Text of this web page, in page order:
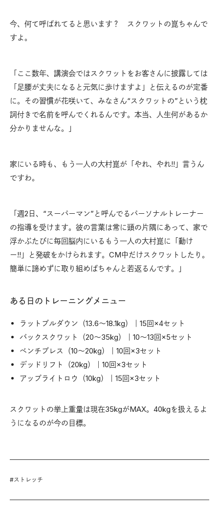
今、何て呼ばれてると思います？ スクワットの崑ちゃんで
すよ。
「ここ数年、講演会ではスクワットをお客さんに披露しては
「足腰が丈夫になると元気に歩けますよ」と伝えるのが定番
に。その習慣が花咲いて、みなさん“スクワットの”という枕
詞付きで名前を呼んでくれるんです。本当、人生何があるか
分かりませんな。」
家にいる時も、もう一人の大村崑が「やれ、やれ!!」言うん
ですわ。
「週2日、“スーパーマン”と呼んでるパーソナルトレーナー
の指導を受けます。彼の言葉は常に頭の片隅にあって、家で
浮かぶたびに毎回脳内にいるもう一人の大村崑に「動け
ー!!」と発破をかけられます。CM中だけスクワットしたり。
簡単に諦めずに取り組めばちゃんと若返るんです。」
ある日のトレーニングメニュー
ラットプルダウン（13.6～18.1kg）｜15回×4セット
バックスクワット（20～35kg）｜10〜13回×5セット
ベンチプレス（10～20kg）｜10回×3セット
デッドリフト（20kg）｜10回×3セット
アップライトロウ（10kg）｜15回×3セット
スクワットの挙上重量は現在35kgがMAX。40kgを扱えるよ
うになるのが今の目標。
#ストレッチ